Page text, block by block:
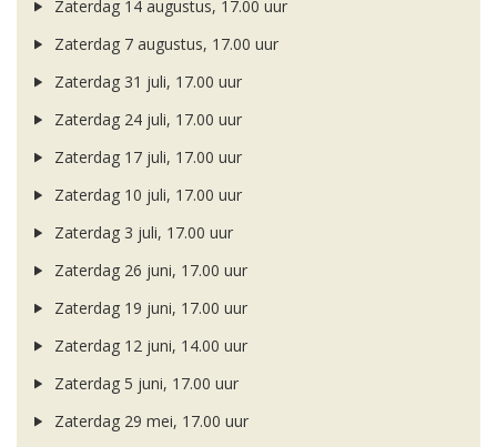
Zaterdag 14 augustus, 17.00 uur
Zaterdag 7 augustus, 17.00 uur
Zaterdag 31 juli, 17.00 uur
Zaterdag 24 juli, 17.00 uur
Zaterdag 17 juli, 17.00 uur
Zaterdag 10 juli, 17.00 uur
Zaterdag 3 juli, 17.00 uur
Zaterdag 26 juni, 17.00 uur
Zaterdag 19 juni, 17.00 uur
Zaterdag 12 juni, 14.00 uur
Zaterdag 5 juni, 17.00 uur
Zaterdag 29 mei, 17.00 uur